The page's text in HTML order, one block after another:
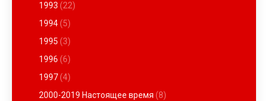
1993 (22)
1994(5)
1995 (3)
1996 (6)
1997(4)
2000-2019 Настоящее время (8)